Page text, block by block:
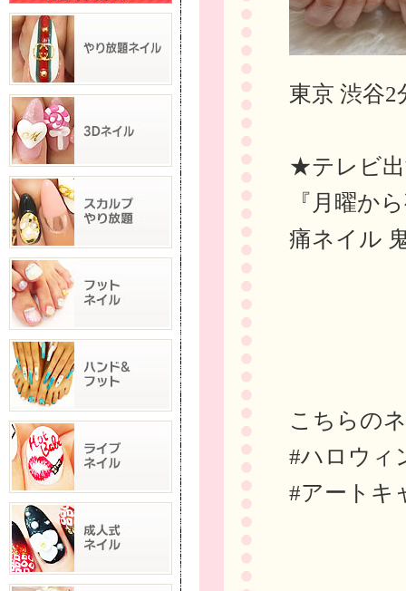
東京 渋谷
★テレビ
『月曜か
痛ネイル
こちらの
#ハロウィ
#アートキ